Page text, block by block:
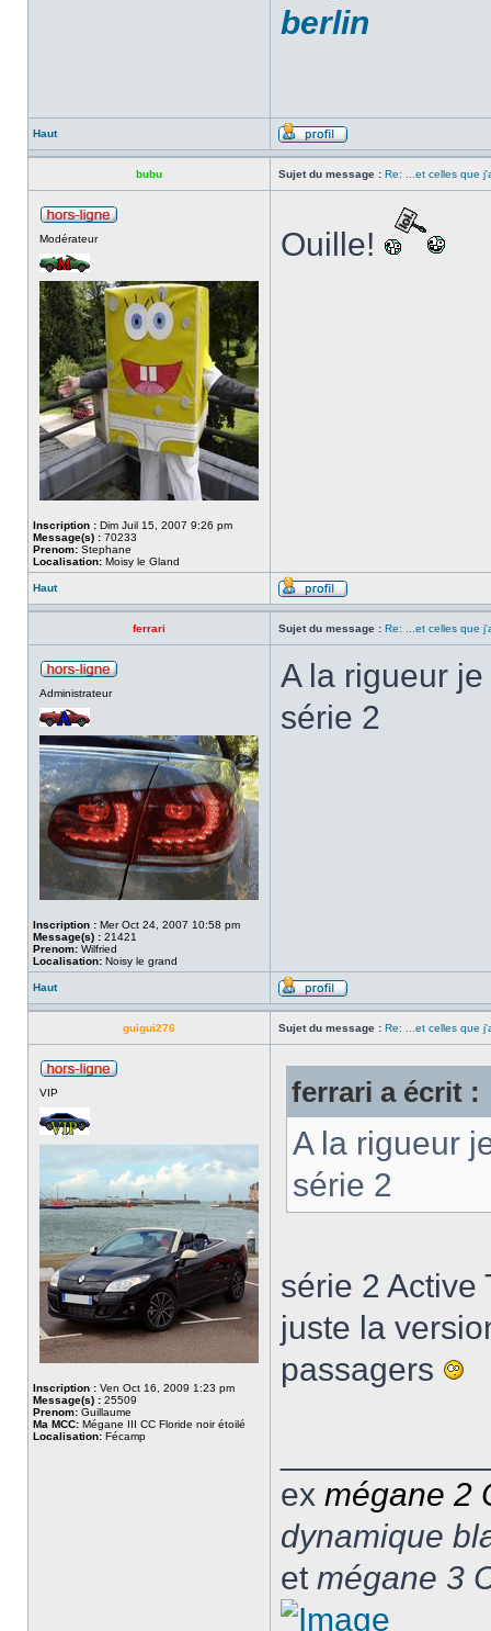
berlin
Haut
bubu Sujet du message : Re: ...et celles que
Modérateur
Inscription : Dim Juil 15, 2007 9:26 pm
Message(s) : 70233
Prenom: Stephane
Localisation: Moisy le Gland
Ouille!
Haut
ferrari Sujet du message : Re: ...et celles que
Administrateur
Inscription : Mer Oct 24, 2007 10:58 pm
Message(s) : 21421
Prenom: Wilfried
Localisation: Noisy le grand
A la rigueur
série 2
Haut
guigui276 Sujet du message : Re: ...et celles que
VIP
Inscription : Ven Oct 16, 2009 1:23 pm
Message(s) : 25509
Prenom: Guillaume
Ma MCC: Mégane III CC Floride noir étoilé
Localisation: Fécamp
ferrari a écrit :
A la rigueur
série 2
série 2 Active
juste la
passagers
ex mégane 2
dynamique
et mégane 3